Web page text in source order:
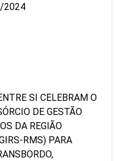
2024
SI CELEBRAM O
DE GESTÃO
DA REGIÃO
RMS) PARA